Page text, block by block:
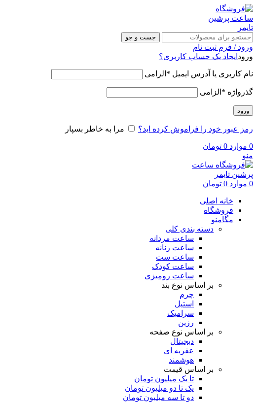
جست و جو
ورود / فرم ثبت نام
ورود ایجاد یک حساب کاربری؟
نام کاربری یا آدرس ایمیل * الزامی
گذرواژه * الزامی
ورود
رمز عبور خود را فراموش کرده اید؟ مرا به خاطر بسپار
0 موارد 0 تومان
منو
0 موارد 0 تومان
خانه اصلی
فروشگاه
مگامنو
دسته بندی کلی
ساعت مردانه
ساعت زنانه
ساعت ست
ساعت کودک
ساعت رومیزی
بر اساس نوع بند
چرم
استیل
سرامیک
رزین
بر اساس نوع صفحه
دیجیتال
عقربه ای
هوشمند
بر اساس قیمت
تا یک میلیون تومان
یک تا دو میلیون تومان
دو تا سه میلیون تومان